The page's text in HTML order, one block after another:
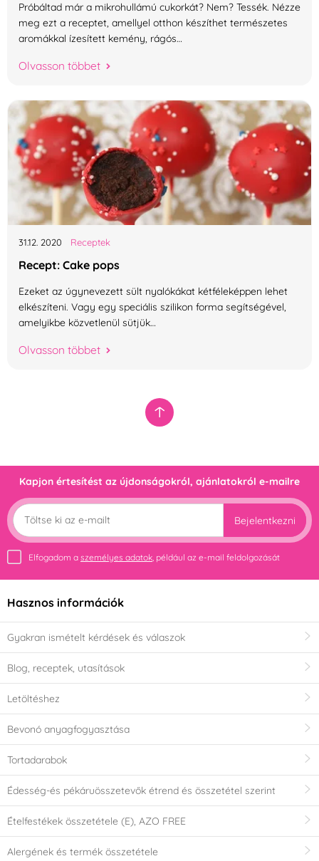
Próbáltad már a mikrohullámú cukorkát? Nem? Tessék. Nézze
meg ezt a receptet, amellyel otthon készíthet természetes
aromákkal ízesített kemény, rágós…
Olvasson többet
31.12. 2020 Receptek
Recept: Cake pops
Ezeket az úgynevezett sült nyalókákat kétféleképpen lehet
elkészíteni. Vagy egy speciális szilikon forma segítségével,
amelyikbe közvetlenül sütjük…
Olvasson többet
Kapjon értesítést az újdonságokról, ajánlatokról e-mailre
Bejelentkezni
Elfogadom a személyes adatok, például az e-mail feldolgozását
Hasznos információk
Gyakran ismételt kérdések és válaszok
Blog, receptek, utasítások
Letöltéshez
Bevonó anyagfogyasztása
Tortadarabok
Édesség-és pékáruösszetevők étrend és összetétel szerint
Ételfestékek összetétele (E), AZO FREE
Alergének és termék összetétele